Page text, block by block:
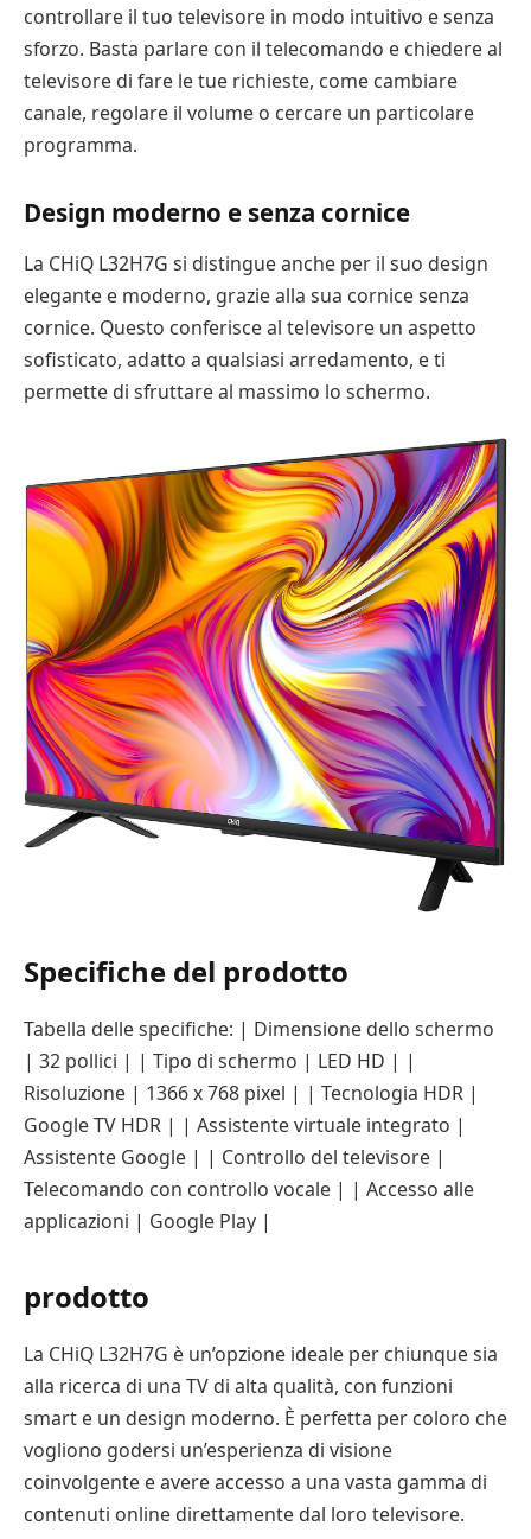
controllare il tuo televisore in modo intuitivo e senza
sforzo. Basta parlare con il telecomando e chiedere al
televisore di fare le tue richieste, come cambiare
canale, regolare il volume o cercare un particolare
programma.
Design moderno e senza cornice
La CHiQ L32H7G si distingue anche per il suo design
elegante e moderno, grazie alla sua cornice senza
cornice. Questo conferisce al televisore un aspetto
sofisticato, adatto a qualsiasi arredamento, e ti
permette di sfruttare al massimo lo schermo.
Specifiche del prodotto
Tabella delle specifiche: | Dimensione dello schermo
| 32 pollici | | Tipo di schermo | LED HD | |
Risoluzione | 1366 x 768 pixel | | Tecnologia HDR |
Google TV HDR | | Assistente virtuale integrato |
Assistente Google | | Controllo del televisore |
Telecomando con controllo vocale | | Accesso alle
applicazioni | Google Play |
prodotto
La CHiQ L32H7G è un’opzione ideale per chiunque sia
alla ricerca di una TV di alta qualità, con funzioni
smart e un design moderno. È perfetta per coloro che
vogliono godersi un’esperienza di visione
coinvolgente e avere accesso a una vasta gamma di
contenuti online direttamente dal loro televisore.